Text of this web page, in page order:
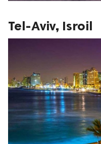
Tel-Aviv, Isroil